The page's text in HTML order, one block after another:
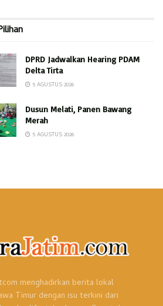
DPRD Jadwalkan Hearing PDAM
Delta Tirta
5 AGUSTUS 2026
Dusun Melati, Panen Bawang
Merah
5 AGUSTUS 2026
menghadirkan berita lokal
Timur dengan isu terkini dari